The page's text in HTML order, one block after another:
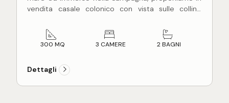
vendita casale colonico con vista sulle colline
Il casale è di 300 mq circa, dislocato su due livelli,
esterna tipica marchigiana.
Completa la proprietà un terreno di 4,1 ha di cui
300 MQ 3 CAMERE 2 BAGNI
Dettagli